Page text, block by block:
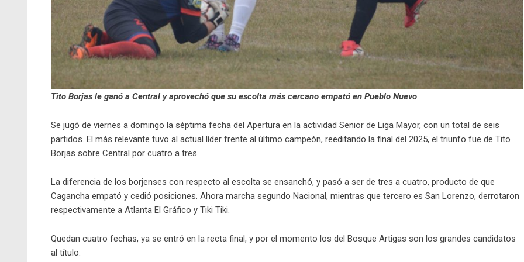
Tito Borjas le ganó a Central y aprovechó que su escolta más cercano empató en Pueblo Nuevo
Se jugó de viernes a domingo la séptima fecha del Apertura en la actividad Senior de Liga Mayor, con un total de seis
partidos. El más relevante tuvo al actual líder frente al último campeón, reeditando la final del 2025, el triunfo fue de Tito
Borjas sobre Central por cuatro a tres.
La diferencia de los borjenses con respecto al escolta se ensanchó, y pasó a ser de tres a cuatro, producto de que
Cagancha empató y cedió posiciones. Ahora marcha segundo Nacional, mientras que tercero es San Lorenzo, derrotaron
respectivamente a Atlanta El Gráfico y Tiki Tiki.
Quedan cuatro fechas, ya se entró en la recta final, y por el momento los del Bosque Artigas son los grandes candidatos
al título.